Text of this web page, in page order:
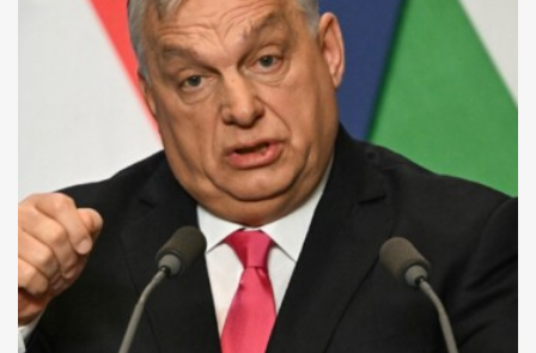
Kormánydöntés: jövő nyárig
marad a...